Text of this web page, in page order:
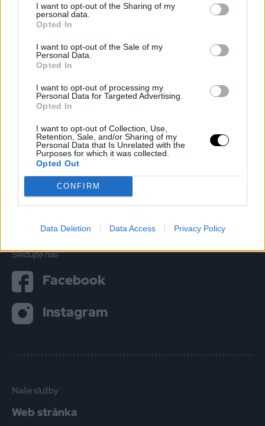
I want to opt-out of the Sharing of my
personal data.
Opted In
I want to opt-out of the Sale of my
Personal Data.
Opted In
I want to opt-out of processing my
Personal Data for Targeted Advertising.
Opted In
I want to opt-out of Collection, Use,
Retention, Sale, and/or Sharing of my
Personal Data that Is Unrelated with the
Purposes for which it was collected.
Opted Out
CONFIRM
Data Deletion Data Access Privacy Policy
Kontaktujte nás
0910 650 381
misu@misudesign.sk
Navštívte nás
Prostějovská 115/A
Prešov
Sledujte nás
Facebook
Instagram
Naše služby
Web stránka